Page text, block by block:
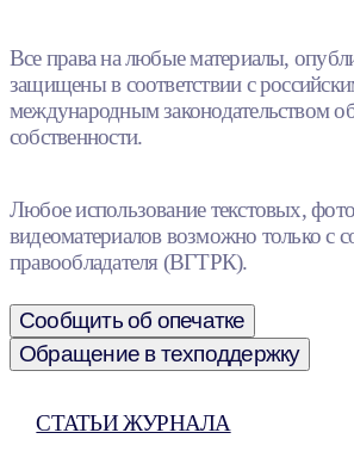
Все права на любые материалы,
защищены в соответствии с
международным законодательством
собственности.
Любое использование текстовых,
видеоматериалов возможно только с
правообладателя (ВГТРК).
Сообщить об опечатке
Обращение в техподдержку
СТАТЬИ ЖУРНАЛА